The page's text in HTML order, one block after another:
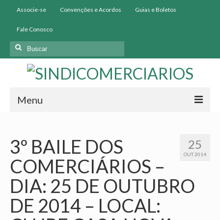
Associe-se Convenções e Acordos Guias e Boletos
Fale Conosco
Buscar
por:
Menu
Institucional
História
Diretoria
Homologação
25
OUT 2014
3º BAILE DOS
COMERCIÁRIOS –
DIA: 25 DE OUTUBRO
DE 2014 – LOCAL: